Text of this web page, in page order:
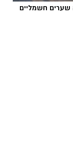
שערים חשמליים